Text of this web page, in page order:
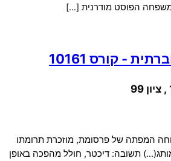
הפוסט מודרנית […]
- קורס 10161
בפרק 7 ,סעיף 2.1 כוחה המפתה של פרסומת, מוזכרת תרומתו
תשובה: דיכטר, חולל מהפכה באופן